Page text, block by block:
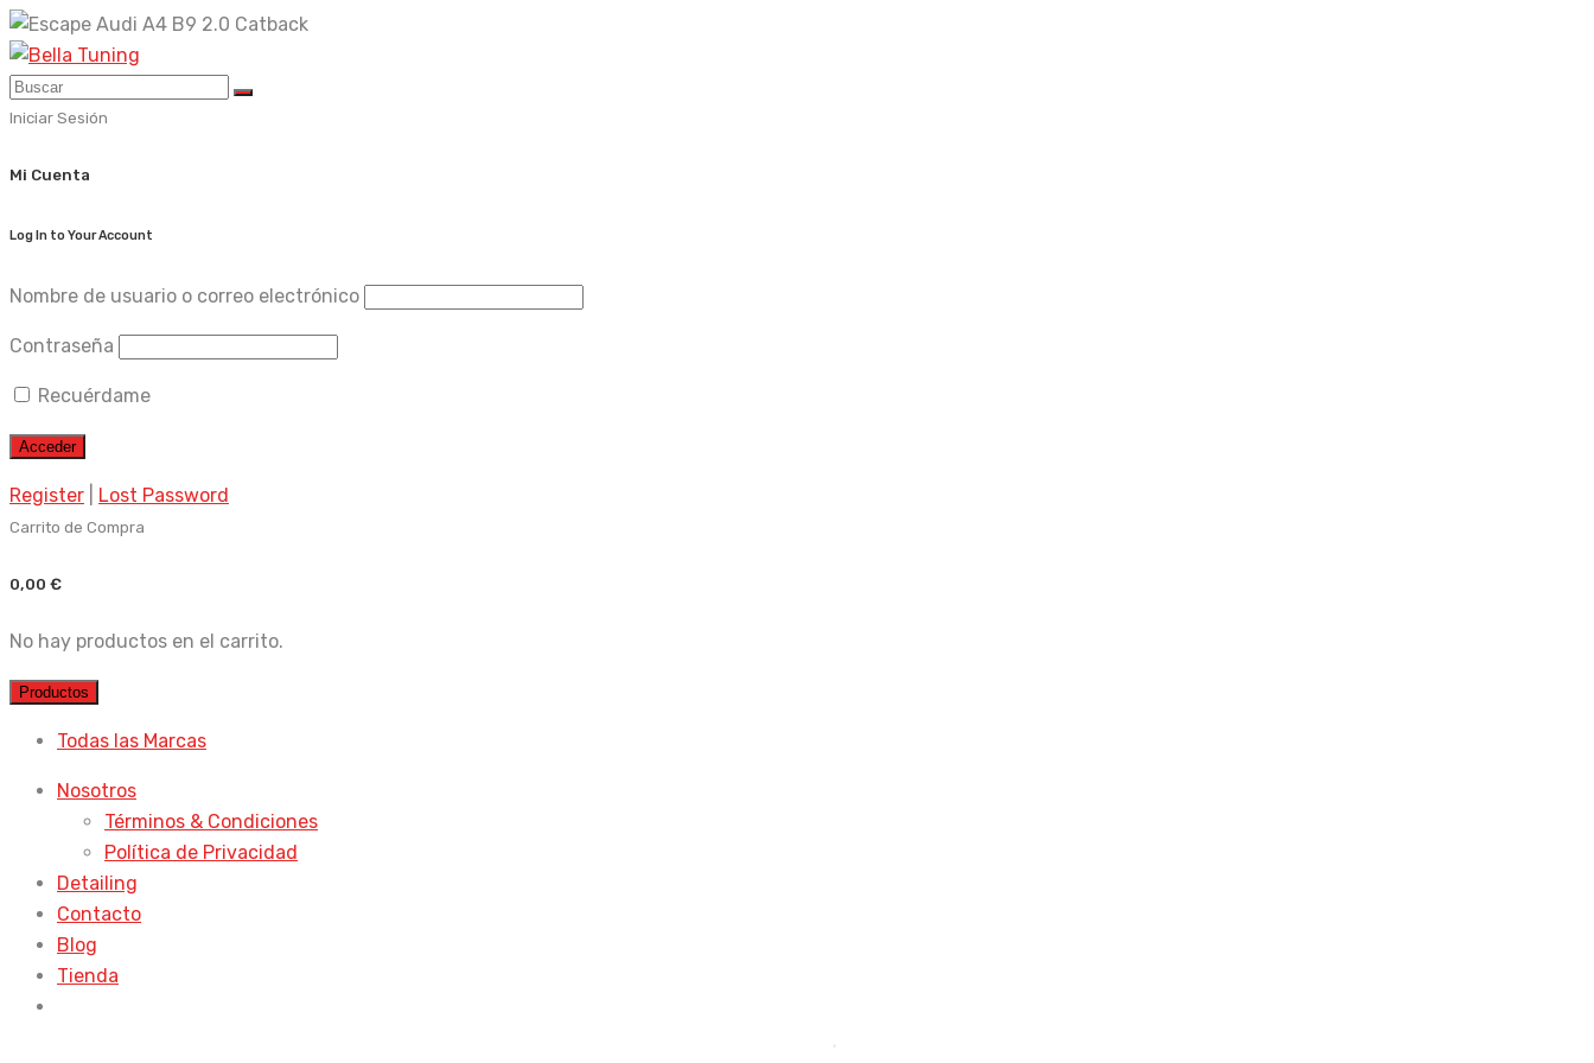
Skip
to
content
Iniciar Sesión
Mi Cuenta
Log In to Your Account
Nombre de usuario o correo electrónico
Contraseña
Recuérdame
Register Lost Password
Carrito de Compra
0,00 €
No hay productos en el carrito.
Productos
Todas las Marcas
Nosotros
Términos & Condiciones
Política de Privacidad
Detailing
Contacto
Blog
Tienda